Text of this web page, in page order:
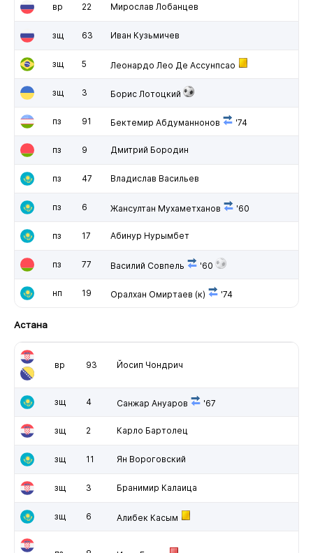
вр 22 Мирослав Лобанцев
зщ 63 Иван Кузьмичев
зщ 5 Леонардо Лео Де Ассунпсао
зщ 3 Борис Лотоцкий
пз 91 Бектемир Абдуманнонов '74
пз 9 Дмитрий Бородин
пз 47 Владислав Васильев
пз 6 Жансултан Мухаметханов '60
пз 17 Абинур Нурымбет
пз 77 Василий Совпель '60
нп 19 Оралхан Омиртаев (к) '74
Астана
вр 93 Йосип Чондрич
зщ 4 Санжар Ануаров '67
зщ 2 Карло Бартолец
зщ 11 Ян Вороговский
зщ 3 Бранимир Калаица
зщ 6 Алибек Касым